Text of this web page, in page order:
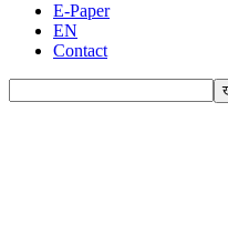
E-Paper
EN
Contact